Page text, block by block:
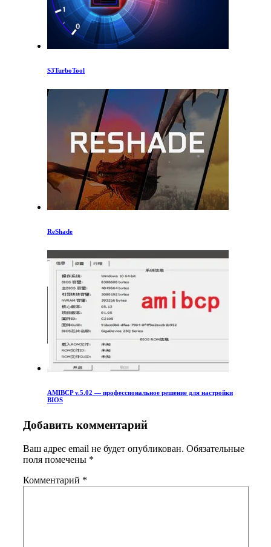
S3TurboTool
ReShade
AMIBCP v.5.02 — профессиональное решение для настройки
BIOS
Добавить комментарий
Ваш адрес email не будет опубликован. Обязательные
поля помечены *
Комментарий *